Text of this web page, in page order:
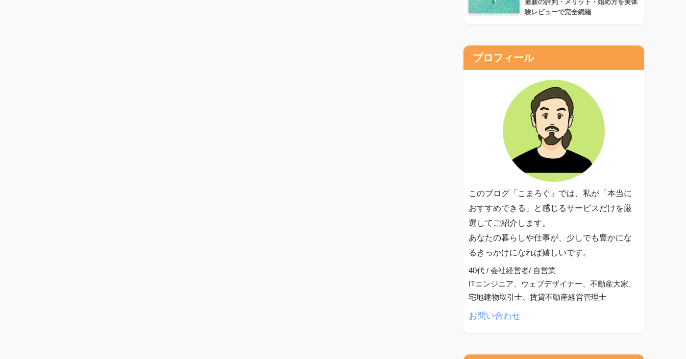
最新の評判・メリット・始め方を実体
験レビューで完全網羅
プロフィール
このブログ「こまろぐ」では、私が「本当に
おすすめできる」と感じるサービスだけを厳
選してご紹介します。
あなたの暮らしや仕事が、少しでも豊かにな
るきっかけになれば嬉しいです。
40代 / 会社経営者/ 自営業
ITエンジニア、ウェブデザイナー、不動産大家、
宅地建物取引士、賃貸不動産経営管理士
お問い合わせ